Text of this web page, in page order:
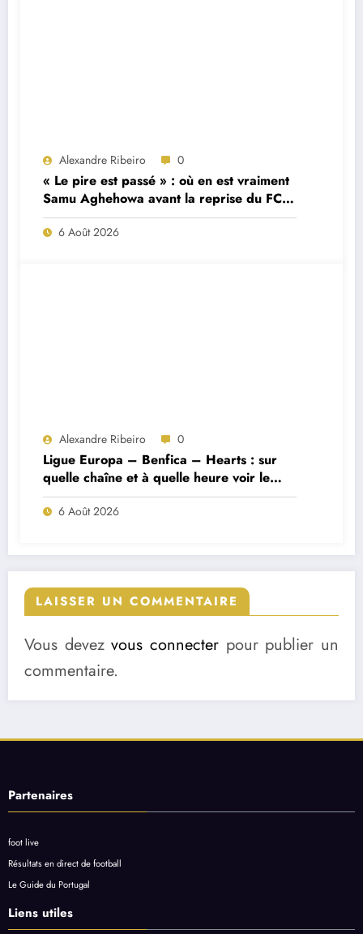
Alexandre Ribeiro 0
« Le pire est passé » : où en est vraiment
Samu Aghehowa avant la reprise du FC
Porto ?
6 Août 2026
Alexandre Ribeiro 0
Ligue Europa – Benfica – Hearts : sur
quelle chaîne et à quelle heure voir le
match ?
6 Août 2026
LAISSER UN COMMENTAIRE
Vous devezvous connecter pour publier un
commentaire.
Partenaires
foot live
Résultats en direct de football
Le Guide du Portugal
Liens utiles